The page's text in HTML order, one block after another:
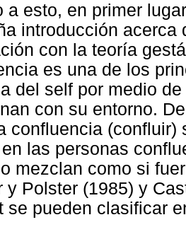
a esto, en primer
introducción
con la teoría
es una de los
del self por medio
con su entorno.
confluencia
las personas
mezclan como si
y Polster (1985) y
se pueden clasificar